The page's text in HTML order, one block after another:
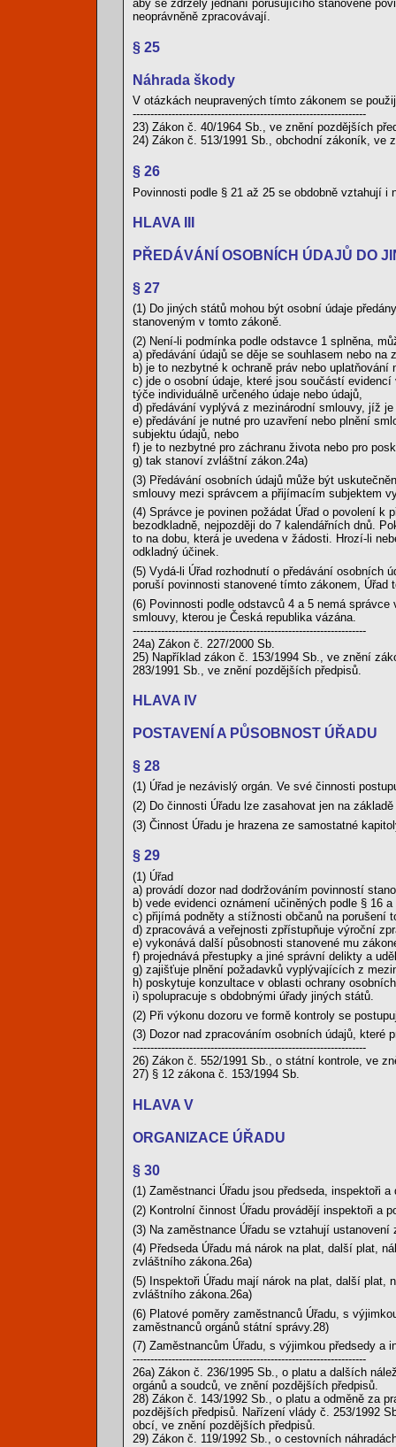
aby se zdržely jednání porušujícího stanovené
neoprávněně zpracovávají.
§ 25
Náhrada škody
V otázkách neupravených tímto zákonem se
------------------------------------------------------------------
23) Zákon č. 40/1964 Sb., ve znění pozdějších
24) Zákon č. 513/1991 Sb., obchodní zákoník, ve
§ 26
Povinnosti podle § 21 až 25 se obdobně vztahují i
HLAVA III
PŘEDÁVÁNÍ OSOBNÍCH ÚDAJŮ DO
§ 27
(1) Do jiných států mohou být osobní údaje
stanoveným v tomto zákoně.
(2) Není-li podmínka podle odstavce 1 splněna,
a) předávání údajů se děje se souhlasem nebo
b) je to nezbytné k ochraně práv nebo uplatňování
c) jde o osobní údaje, které jsou součástí
týče individuálně určeného údaje nebo údajů,
d) předávání vyplývá z mezinárodní smlouvy, jíž
e) předávání je nutné pro uzavření nebo plnění
subjektu údajů, nebo
f) je to nezbytné pro záchranu života nebo pro
g) tak stanoví zvláštní zákon.24a)
(3) Předávání osobních údajů může být
smlouvy mezi správcem a přijímacím subjektem
(4) Správce je povinen požádat Úřad o povolení k
bezodkladně, nejpozději do 7 kalendářních dnů.
to na dobu, která je uvedena v žádosti. Hrozí-li
odkladný účinek.
(5) Vydá-li Úřad rozhodnutí o předávání osobních
poruší povinnosti stanovené tímto zákonem, Úřad
(6) Povinnosti podle odstavců 4 a 5 nemá
smlouvy, kterou je Česká republika vázána.
------------------------------------------------------------------
24a) Zákon č. 227/2000 Sb.
25) Například zákon č. 153/1994 Sb., ve znění
283/1991 Sb., ve znění pozdějších předpisů.
HLAVA IV
POSTAVENÍ A PŮSOBNOST ÚŘADU
§ 28
(1) Úřad je nezávislý orgán. Ve své činnosti
(2) Do činnosti Úřadu lze zasahovat jen na
(3) Činnost Úřadu je hrazena ze samostatné
§ 29
(1) Úřad
a) provádí dozor nad dodržováním povinností
b) vede evidenci oznámení učiněných podle § 16
c) přijímá podněty a stížnosti občanů na porušení
d) zpracovává a veřejnosti zpřístupňuje výroční
e) vykonává další působnosti stanovené mu
f) projednává přestupky a jiné správní delikty a
g) zajišťuje plnění požadavků vyplývajících z
h) poskytuje konzultace v oblasti ochrany
i) spolupracuje s obdobnými úřady jiných států.
(2) Při výkonu dozoru ve formě kontroly se
(3) Dozor nad zpracováním osobních údajů, které
------------------------------------------------------------------
26) Zákon č. 552/1991 Sb., o státní kontrole, ve
27) § 12 zákona č. 153/1994 Sb.
HLAVA V
ORGANIZACE ÚŘADU
§ 30
(1) Zaměstnanci Úřadu jsou předseda, inspektoři
(2) Kontrolní činnost Úřadu provádějí inspektoři a
(3) Na zaměstnance Úřadu se vztahují
(4) Předseda Úřadu má nárok na plat, další plat,
zvláštního zákona.26a)
(5) Inspektoři Úřadu mají nárok na plat, další plat,
zvláštního zákona.26a)
(6) Platové poměry zaměstnanců Úřadu, s
zaměstnanců orgánů státní správy.28)
(7) Zaměstnancům Úřadu, s výjimkou předsedy a
------------------------------------------------------------------
26a) Zákon č. 236/1995 Sb., o platu a dalších
orgánů a soudců, ve znění pozdějších předpisů.
28) Zákon č. 143/1992 Sb., o platu a odměně za
pozdějších předpisů. Nařízení vlády č. 253/1992
obcí, ve znění pozdějších předpisů.
29) Zákon č. 119/1992 Sb., o cestovních